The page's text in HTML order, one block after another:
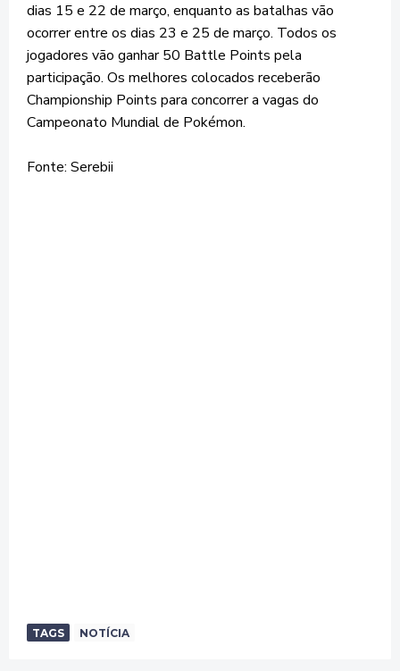
dias 15 e 22 de março, enquanto as batalhas vão
ocorrer entre os dias 23 e 25 de março. Todos os
jogadores vão ganhar 50 Battle Points pela
participação. Os melhores colocados receberão
Championship Points para concorrer a vagas do
Campeonato Mundial de Pokémon.
Fonte: Serebii
TAGS NOTÍCIA